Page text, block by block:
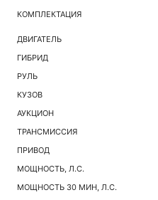
КОМПЛЕКТАЦИЯ
ДВИГАТЕЛЬ
ГИБРИД
РУЛЬ
КУЗОВ
АУКЦИОН
ТРАНСМИССИЯ
ПРИВОД
МОЩНОСТЬ, Л.С.
МОЩНОСТЬ 30 МИН, Л.С.